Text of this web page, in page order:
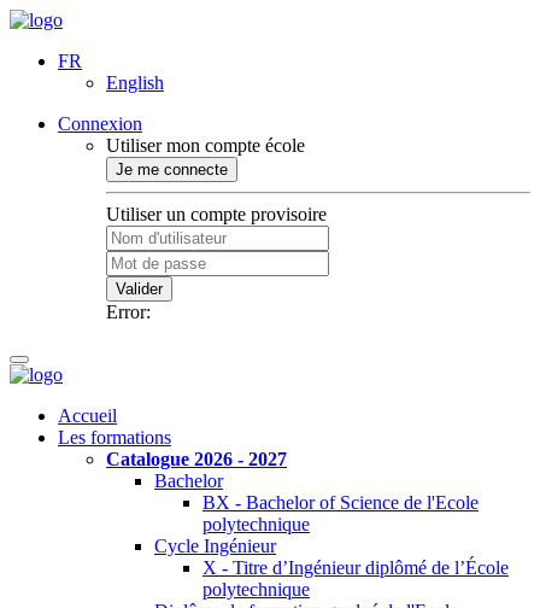
FR
English
Connexion
Utiliser mon compte école
Je me connecte
Utiliser un compte provisoire
Valider
Error:
Accueil
Les formations
Catalogue 2026 - 2027
Bachelor
BX - Bachelor of Science de l'Ecole
polytechnique
Cycle Ingénieur
X - Titre d’Ingénieur diplômé de l’École
polytechnique